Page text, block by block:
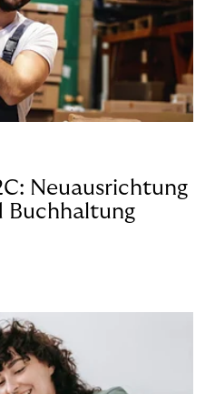
Neuausrichtung
Buchhaltung